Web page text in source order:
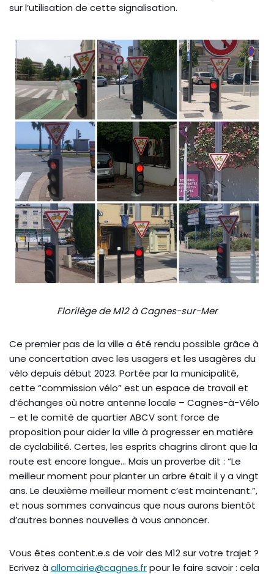
sur l’utilisation de cette signalisation.
Florilège de M12 à Cagnes-sur-Mer
Ce premier pas de la ville a été rendu possible grâce à
une concertation avec les usagers et les usagères du
vélo depuis début 2023. Portée par la municipalité,
cette “commission vélo” est un espace de travail et
d’échanges où notre antenne locale – Cagnes-à-Vélo
– et le comité de quartier ABCV sont force de
proposition pour aider la ville à progresser en matière
de cyclabilité. Certes, les esprits chagrins diront que la
route est encore longue… Mais un proverbe dit : “Le
meilleur moment pour planter un arbre était il y a vingt
ans. Le deuxième meilleur moment c’est maintenant.”,
et nous sommes convaincus que nous aurons bientôt
d’autres bonnes nouvelles à vous annoncer.
Vous êtes content.e.s de voir des M12 sur votre trajet ?
Ecrivez à allomairie@cagnes.frpour le faire savoir : cela